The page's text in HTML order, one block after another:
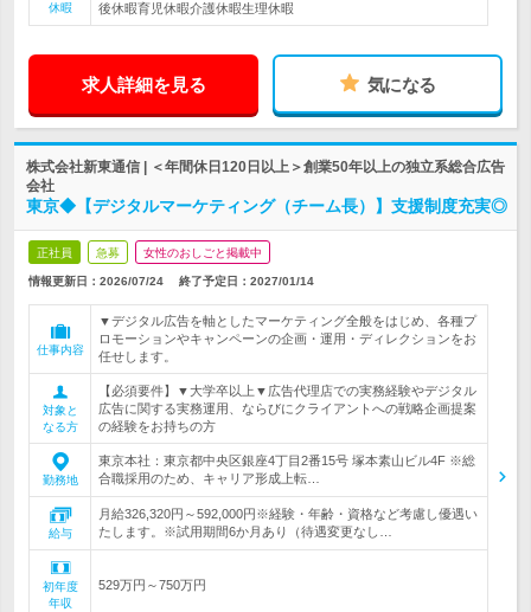
休暇
後休暇育児休暇介護休暇生理休暇
求人詳細を見る 気になる
株式会社新東通信 | ＜年間休日120日以上＞創業50年以上の独立系総合広告
会社
東京◆【デジタルマーケティング（チーム長）】支援制度充実◎
正社員 急募 女性のおしごと掲載中
情報更新日：2026/07/24 終了予定日： 2027/01/14
仕事内容
▼デジタル広告を軸としたマーケティング全般をはじめ、各種プ
ロモーションやキャンペーンの企画・運用・ディレクションをお
任せします。
対象と
なる方
【必須要件】▼大学卒以上▼広告代理店での実務経験やデジタル
広告に関する実務運用、ならびにクライアントへの戦略企画提案
の経験をお持ちの方
勤務地
東京本社：東京都中央区銀座4丁目2番15号 塚本素山ビル4F ※総
合職採用のため、キャリア形成上転…
給与
月給326,320円～592,000円※経験・年齢・資格など考慮し優遇い
たします。※試用期間6か月あり（待遇変更なし…
初年度
年収
529万円～750万円